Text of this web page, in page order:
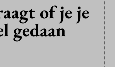
of je je
gedaan